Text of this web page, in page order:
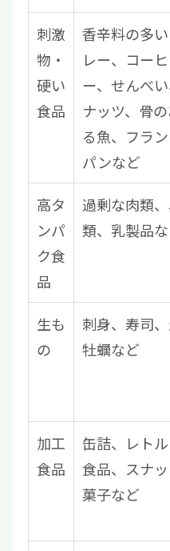
刺激
物・
硬い
食品
香辛料の多
レー、コーヒ
ー、せんべい
ナッツ、骨
る魚、フラ
パンなど
高タ
ンパ
ク食
品
過剰な肉類
類、乳製品
生も
の
刺身、寿司
牡蠣など
加工
食品
缶詰、レト
食品、スナ
菓子など